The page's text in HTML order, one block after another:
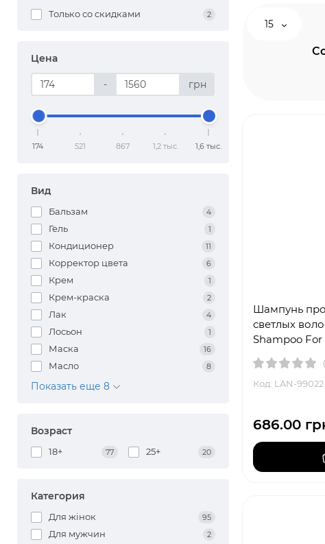
Только со cкидками 2
Цена
- грн
174 521 867 1,2 тыс. 1,6 тыс.
Вид
Бальзам 4
Гель 1
Кондиционер 11
Корректор цвета 6
Крем 1
Крем-краска 2
Лак 4
Лосьон 1
Маска 16
Масло 8
Показать еще 8
Возраст
18+ 77 25+ 20
Категория
Для жінок 95
Для мужчин 2
15
Шампунь
светлых
Shampoo For
Код: LAN-99022
686.00